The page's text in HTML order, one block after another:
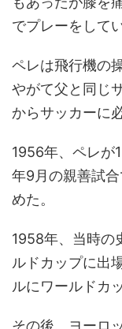
でプレーをしてい
ペレは飛行機の
やがて父と同じ
からサッカーに
1956年、ペレが
年9月の親善試
めた。
1958年、当時の
ルドカップに出
ルにワールドカ
その後、ヨーロ